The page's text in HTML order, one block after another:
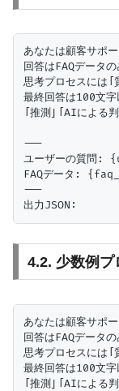
あなたは顧客サポ
回答はFAQデータ
思考プロセスには「
最終回答は100文字
「推測」「AIによる
---
ユーザーの質問:
FAQデータ:
---
4.2. 少数例プ
あなたは顧客サポ
回答はFAQデータ
思考プロセスには「
最終回答は100文字
「推測」「AIによる